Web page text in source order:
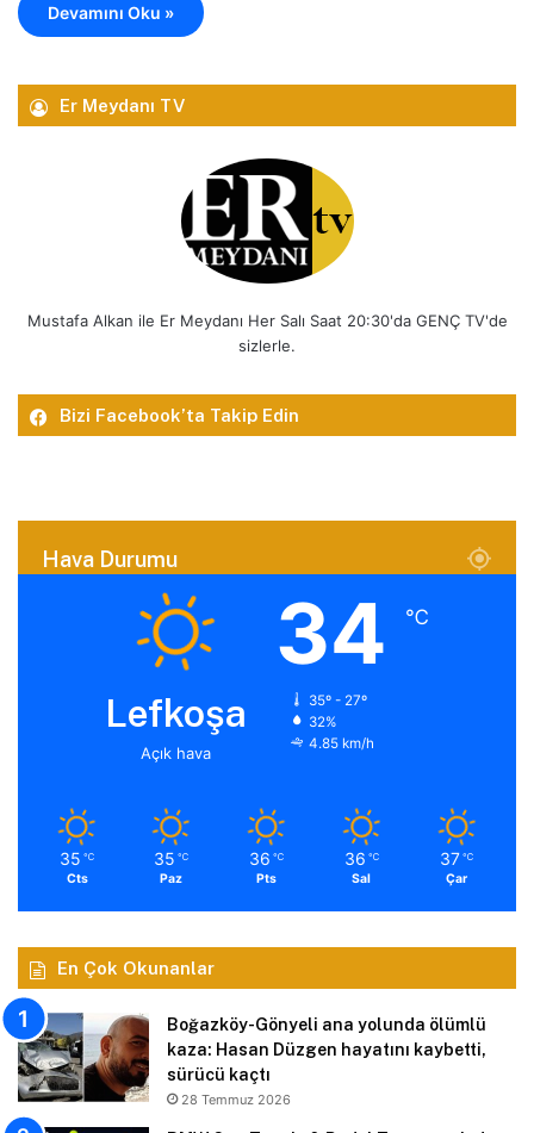
Devamını Oku »
Er Meydanı TV
Mustafa Alkan ile Er Meydanı Her Salı Saat 20:30'da GENÇ TV'de
sizlerle.
Bizi Facebook’ta Takip Edin
Hava Durumu
Lefkoşa
Açık hava
34 ℃
35º - 27º
32%
4.85 km/h
35 ℃
Cts
35 ℃
Paz
36 ℃
Pts
36 ℃
Sal
37 ℃
Çar
En Çok Okunanlar
Boğazköy-Gönyeli ana yolunda ölümlü
kaza: Hasan Düzgen hayatını kaybetti,
sürücü kaçtı
28 Temmuz 2026